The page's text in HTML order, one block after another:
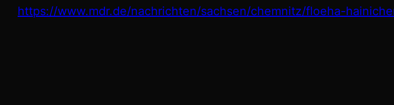
https://www.mdr.de/nachrichten/sachsen/chemnitz/floeha-